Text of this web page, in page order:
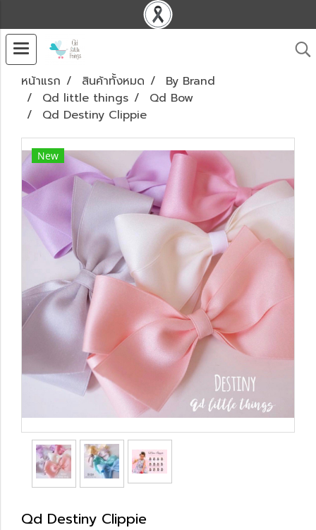
หน้าแรก สินค้าทั้งหมด
By Brand
Qd little things
Qd Bow
Qd Destiny Clippie
New
Qd Destiny Clippie